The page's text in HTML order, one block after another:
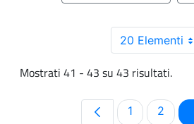
20 Elementi
Mostrati 41 - 43 su 43 risultati.
Pagina
1 Pagina
2